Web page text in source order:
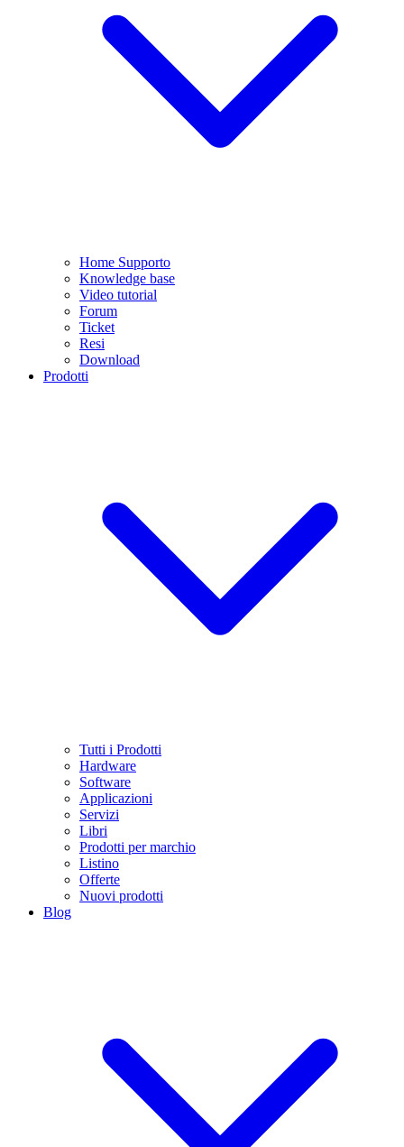
Home Supporto
Knowledge base
Video tutorial
Forum
Ticket
Resi
Download
Prodotti
Tutti i Prodotti
Hardware
Software
Applicazioni
Servizi
Libri
Prodotti per marchio
Listino
Offerte
Nuovi prodotti
Blog